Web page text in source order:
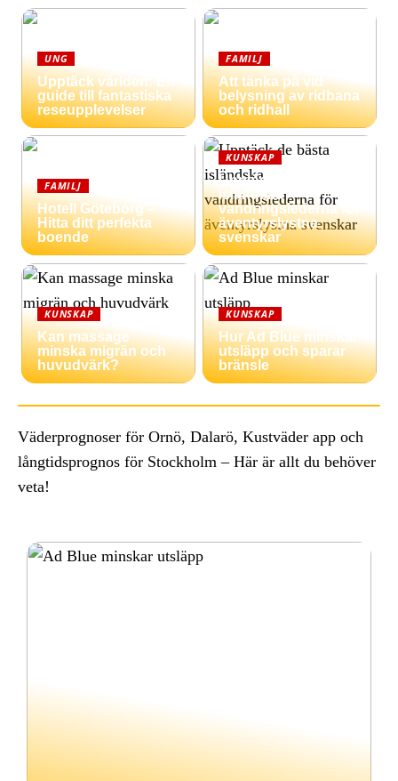
UNG
Upptäck världen: En
guide till fantastiska
reseupplevelser
FAMILJ
Att tänka på vid
belysning av ridbana
och ridhall
FAMILJ
Hotell Göteborg –
Hitta ditt perfekta
boende
KUNSKAP
Upptäck de bästa
isländska
vandringslederna för
äventyrslystna
svenskar
KUNSKAP
Kan massage
minska migrän och
huvudvärk?
KUNSKAP
Hur Ad Blue minskar
utsläpp och sparar
bränsle
Väderprognoser för Ornö, Dalarö, Kustväder app och
långtidsprognos för Stockholm – Här är allt du behöver
veta!